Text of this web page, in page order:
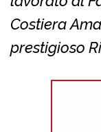
Costiera
prestigioso